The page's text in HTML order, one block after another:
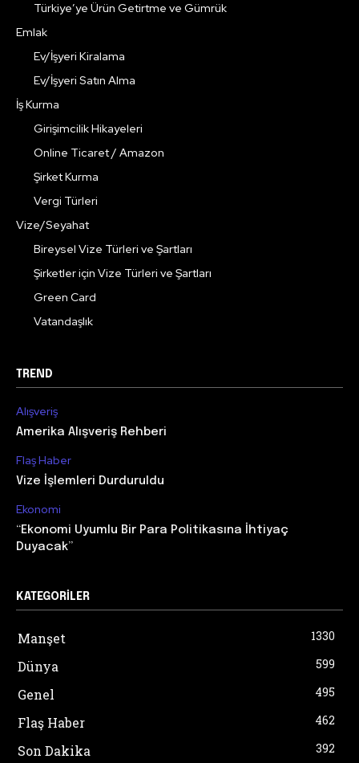
Türkiye’ye Ürün Getirtme ve Gümrük
Emlak
Ev/İşyeri Kiralama
Ev/İşyeri Satın Alma
İş Kurma
Girişimcilik Hikayeleri
Online Ticaret / Amazon
Şirket Kurma
Vergi Türleri
Vize/Seyahat
Bireysel Vize Türleri ve Şartları
Şirketler için Vize Türleri ve Şartları
Green Card
Vatandaşlık
TREND
Alışveriş
Amerika Alışveriş Rehberi
Flaş Haber
Vize İşlemleri Durduruldu
Ekonomi
“Ekonomi Uyumlu Bir Para Politikasına İhtiyaç
Duyacak”
KATEGORILER
Manşet 1330
Dünya 599
Genel 495
Flaş Haber 462
Son Dakika 392